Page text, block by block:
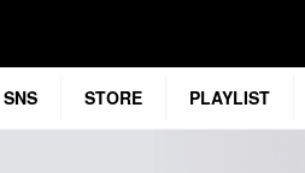
SNS STORE PLAYLIST